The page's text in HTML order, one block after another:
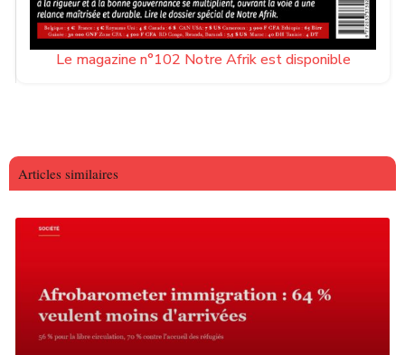
Le magazine n°102 Notre Afrik est disponible
Articles similaires